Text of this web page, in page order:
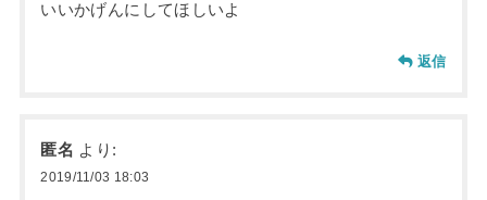
いいかげんにしてほしいよ
返信
匿名 より:
2019/11/03 18:03